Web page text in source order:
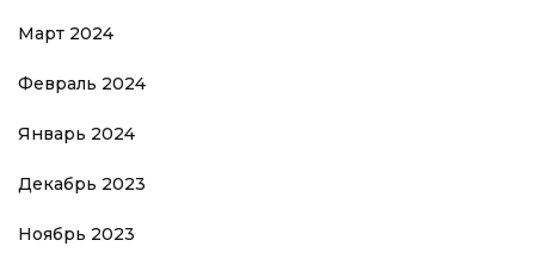
Март 2024
Февраль 2024
Январь 2024
Декабрь 2023
Ноябрь 2023